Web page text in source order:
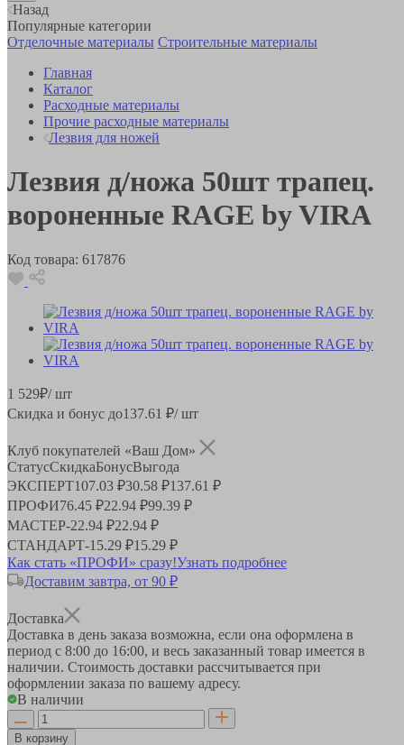
Назад
Популярные категории
Отделочные материалы Строительные материалы
Главная
Каталог
Расходные материалы
Прочие расходные материалы
Лезвия для ножей
Лезвия д/ножа 50шт трапец.
вороненные RAGE by VIRA
Код товара: 617876
1 529₽/ шт
Скидка и бонус до137.61 ₽/ шт
Клуб покупателей «Ваш Дом»
СтатусСкидкаБонусВыгода
ЭКСПЕРТ107.03 ₽30.58 ₽137.61 ₽
ПРОФИ76.45 ₽22.94 ₽99.39 ₽
МАСТЕР-22.94 ₽22.94 ₽
СТАНДАРТ-15.29 ₽15.29 ₽
Как стать «ПРОФИ» сразу!Узнать подробнее
Доставим завтра, от 90 ₽
Доставка
Доставка в день заказа возможна, если она оформлена в
период с 8:00 до 16:00, и весь заказанный товар имеется в
наличии. Стоимость доставки рассчитывается при
оформлении заказа по вашему адресу.
В наличии
В корзину